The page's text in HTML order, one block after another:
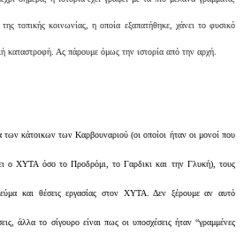
τοπικής κοινωνίας, η οποία εξαπατήθηκε, χάνει το φυσικό
καταστροφή. Ας πάρουμε όμως την ιστορία από την αρχή.
κάτοικων των Καρβουναριού (οι οποίοι ήταν οι μονοί που
ο ΧΥΤΑ όσο το Προδρόμι, το Γαρδικι και την Γλυκή), τους
και θέσεις εργασίας στον ΧΥΤΑ. Δεν ξέρουμε αν αυτό
άλλα το σίγουρο είναι πως οι υποσχέσεις ήταν “γραμμένες